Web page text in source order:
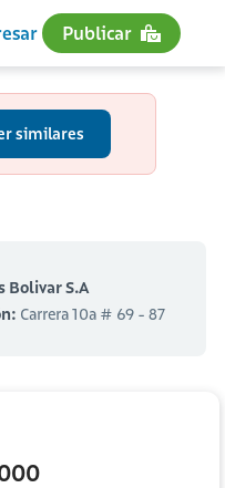
Publicar
similares
Bolivar S.A
Carrera 10a # 69 - 87